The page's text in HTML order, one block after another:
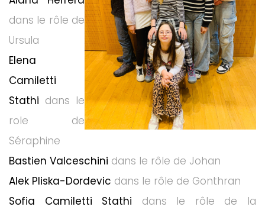
dans le rôle de
Ursula
Elena
Camiletti
Stathi dans le
role de
Séraphine
Bastien Valceschini dans le rôle de Johan
Alek Pliska-Dordevic dans le rôle de Gonthran
Sofia Camiletti Stathi dans le rôle de la